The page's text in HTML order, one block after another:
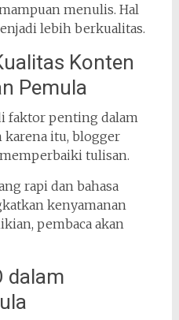
menulis. Hal
lebih berkualitas.
Konten
Pemula
faktor penting dalam
karena itu, blogger
tulisan.
rapi dan bahasa
kenyamanan
pembaca akan
dalam